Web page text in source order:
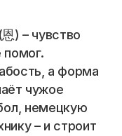
) – чувство
помог.
а форма
чужое
немецкую
– и строит